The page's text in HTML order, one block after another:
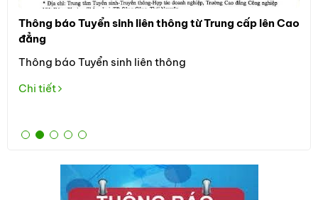
Thông báo Tuyển sinh liên thông từ Trung cấp lên Cao
đẳng
Thông báo Tuyển sinh liên thông
Chi tiết